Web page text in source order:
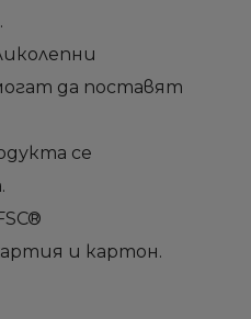
да поставят
се
и картон.